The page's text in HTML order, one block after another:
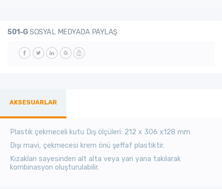
501-G SOSYAL MEDYADA PAYLAŞ
AKSESUARLAR
Plastik çekmeceli kutu Dış ölçüleri: 212 x 306 x128 mm
Dışı mavi, çekmecesi krem önü şeffaf plastiktir.
Kızakları sayesinden alt alta veya yan yana takılarak
kombinasyon oluşturulabilir.